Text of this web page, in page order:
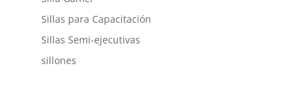
Sillas para Capacitación
Sillas Semi-ejecutivas
sillones